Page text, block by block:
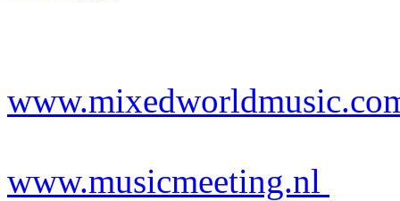
www.musicmeeting.nl